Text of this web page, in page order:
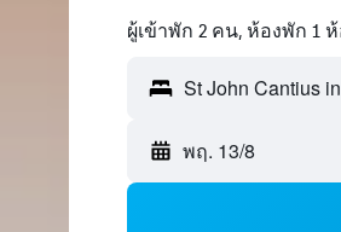
ผู้เข้าพัก 2 คน, ห้องพัก 1
พฤ. 13/8